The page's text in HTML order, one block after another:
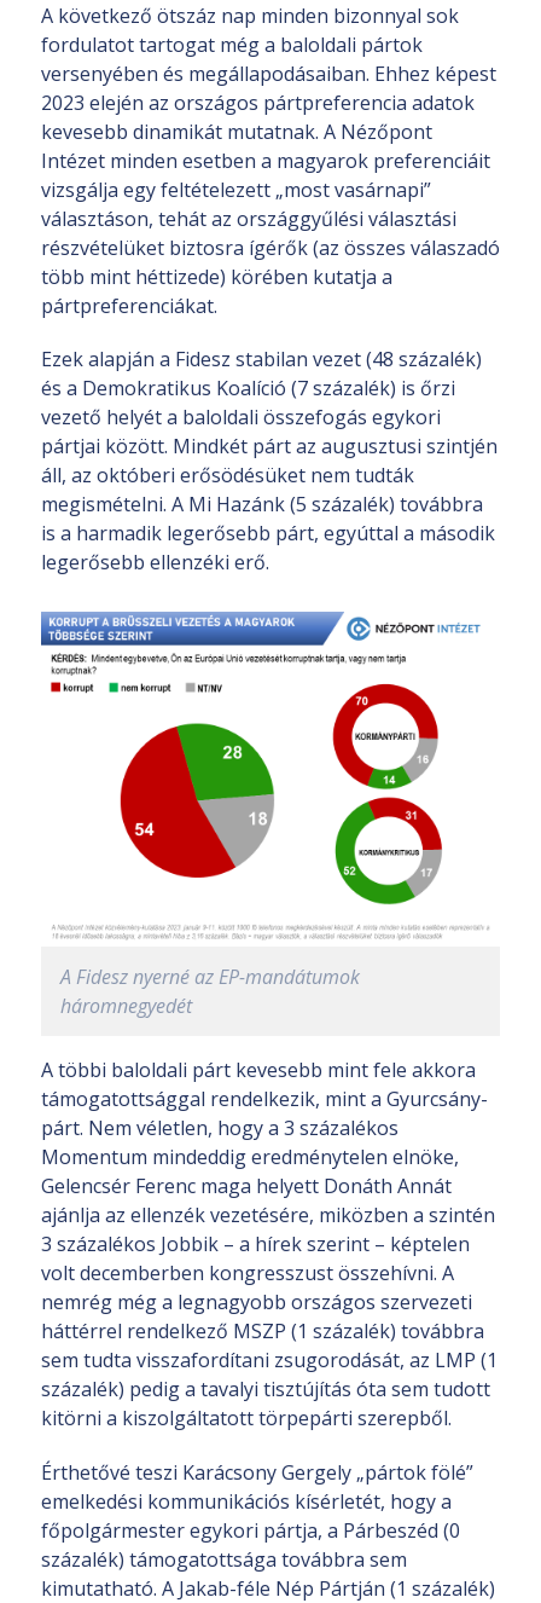
A következő ötszáz nap minden bizonnyal sok
fordulatot tartogat még a baloldali pártok
versenyében és megállapodásaiban. Ehhez képest
2023 elején az országos pártpreferencia adatok
kevesebb dinamikát mutatnak. A Nézőpont
Intézet minden esetben a magyarok preferenciáit
vizsgálja egy feltételezett „most vasárnapi”
választáson, tehát az országgyűlési választási
részvételüket biztosra ígérők (az összes válaszadó
több mint héttizede) körében kutatja a
pártpreferenciákat.
Ezek alapján a Fidesz stabilan vezet (48 százalék)
és a Demokratikus Koalíció (7 százalék) is őrzi
vezető helyét a baloldali összefogás egykori
pártjai között. Mindkét párt az augusztusi szintjén
áll, az októberi erősödésüket nem tudták
megismételni. A Mi Hazánk (5 százalék) továbbra
is a harmadik legerősebb párt, egyúttal a második
legerősebb ellenzéki erő.
A Fidesz nyerné az EP-mandátumok
háromnegyedét
A többi baloldali párt kevesebb mint fele akkora
támogatottsággal rendelkezik, mint a Gyurcsány-
párt. Nem véletlen, hogy a 3 százalékos
Momentum mindeddig eredménytelen elnöke,
Gelencsér Ferenc maga helyett Donáth Annát
ajánlja az ellenzék vezetésére, miközben a szintén
3 százalékos Jobbik – a hírek szerint – képtelen
volt decemberben kongresszust összehívni. A
nemrég még a legnagyobb országos szervezeti
háttérrel rendelkező MSZP (1 százalék) továbbra
sem tudta visszafordítani zsugorodását, az LMP (1
százalék) pedig a tavalyi tisztújítás óta sem tudott
kitörni a kiszolgáltatott törpepárti szerepből.
Érthetővé teszi Karácsony Gergely „pártok fölé”
emelkedési kommunikációs kísérletét, hogy a
főpolgármester egykori pártja, a Párbeszéd (0
százalék) támogatottsága továbbra sem
kimutatható. A Jakab-féle Nép Pártján (1 százalék)